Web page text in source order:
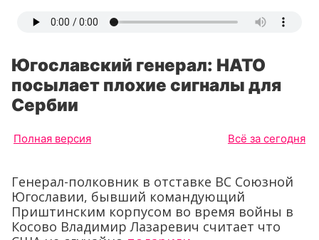
Югославский генерал: НАТО
посылает плохие сигналы для
Сербии
Полная версия Всё за сегодня
Генерал-полковник в отставке ВС Союзной
Югославии, бывший командующий
Приштинским корпусом во время войны в
Косово Владимир Лазаревич считает что